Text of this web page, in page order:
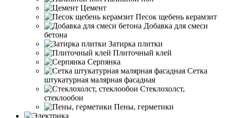
Цемент
Песок щебень керамзит
Добавка для смеси
бетона
Затирка плитки
Плиточный клей
Серпянка
Сетка
штукатурная малярная фасадная
Стеклохолст,
стеклообои
Пены, герметики